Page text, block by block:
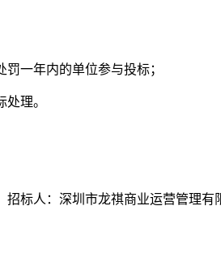
一年内的单位参与投标；
理。
招标人：深圳市龙祺商业运营管理有